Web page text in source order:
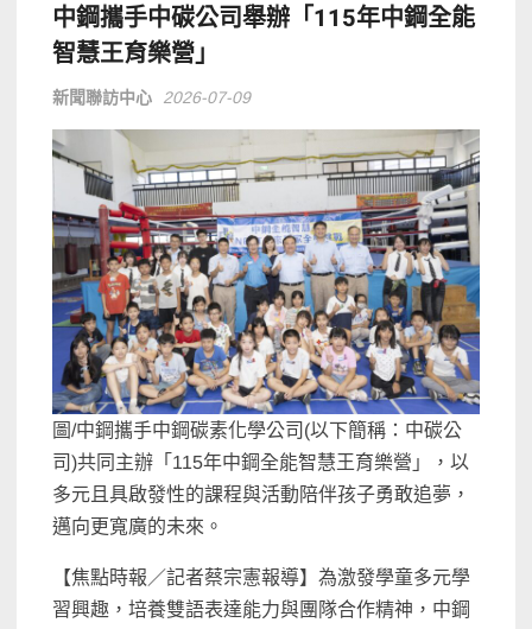
中鋼攜手中碳公司舉辦「115年中鋼全能
智慧王育樂營」
新聞聯訪中心 2026-07-09
圖/中鋼攜手中鋼碳素化學公司(以下簡稱：中碳公
司)共同主辦「115年中鋼全能智慧王育樂營」，以
多元且具啟發性的課程與活動陪伴孩子勇敢追夢，
邁向更寬廣的未來。
【焦點時報／記者蔡宗憲報導】為激發學童多元學
習興趣，培養雙語表達能力與團隊合作精神，中鋼